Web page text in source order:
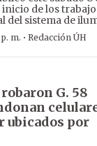
de los
del sistema de
m. · Redacción ÚH
G. 58
ubicados por